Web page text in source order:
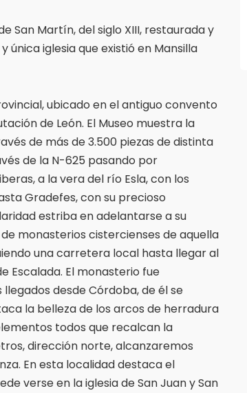
San Martín, del siglo XIII, restaurada y
única iglesia que existió en Mansilla
ubicado en el antiguo convento
de León. El Museo muestra la
de más de 3.500 piezas de distinta
de la N-625 pasando por
a la vera del río Esla, con los
Gradefes, con su precioso
estriba en adelantarse a su
monasterios cistercienses de aquella
una carretera local hasta llegar al
Escalada. El monasterio fue
desde Córdoba, de él se
la belleza de los arcos de herradura
todos que recalcan la
dirección norte, alcanzaremos
En esta localidad destaca el
verse en la iglesia de San Juan y San